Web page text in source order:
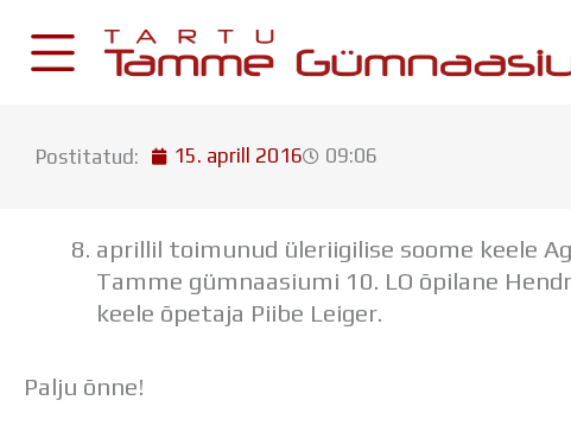
content
Postkast
Drive
Postitatud: 15. aprill 2016 09:06
aprillil toimunud üleriigilise soome keele
Tamme gümnaasiumi 10. LO õpilane
keele õpetaja Piibe Leiger.
Palju õnne!